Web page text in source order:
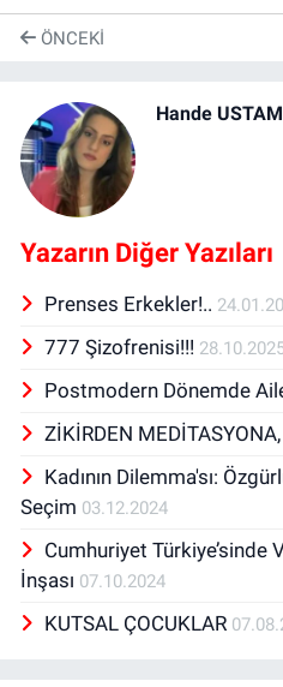
ÖNCEKI
Hande
Yazarın Diğer Yazıları
Prenses Erkekler!..
777 Şizofrenisi!!!
Postmodern Dönemde
ZİKİRDEN
Kadının Dilemma'sı:
Seçim 03.12.2024
Cumhuriyet Türkiye’sinde
İnşası 07.10.2024
KUTSAL ÇOCUKLAR